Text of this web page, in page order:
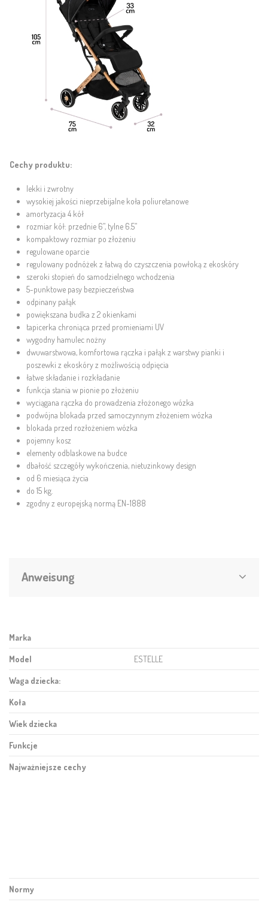
Cechy produktu:
lekki i zwrotny
wysokiej jakości nieprzebijalne koła poliuretanowe
amortyzacja 4 kół
rozmiar kół: przednie 6”, tylne 6.5”
kompaktowy rozmiar po złożeniu
regulowane oparcie
regulowany podnóżek z łatwą do czyszczenia powłoką z ekoskóry
szeroki stopień do samodzielnego wchodzenia
5-punktowe pasy bezpieczeństwa
odpinany pałąk
powiększana budka z 2 okienkami
tapicerka chroniąca przed promieniami UV
wygodny hamulec nożny
dwuwarstwowa, komfortowa rączka i pałąk z warstwy pianki i
poszewki z ekoskóry z możliwością odpięcia
łatwe składanie i rozkładanie
funkcja stania w pionie po złożeniu
wyciągana rączka do prowadzenia złożonego wózka
podwójna blokada przed samoczynnym złożeniem wózka
blokada przed rozłożeniem wózka
pojemny kosz
elementy odblaskowe na budce
dbałość szczegóły wykończenia, nietuzinkowy design
od 6 miesiąca życia
do 15 kg.
zgodny z europejską normą EN-1888
Anweisung
Marka
Model ESTELLE
Waga dziecka:
Koła
Wiek dziecka
Funkcje
Najważniejsze cechy
Normy